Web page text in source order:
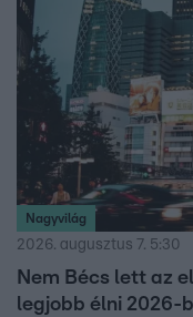
Nagyvilág
2026. augusztus 7. 5:30
Nem Bécs lett az
legjobb élni 2026-